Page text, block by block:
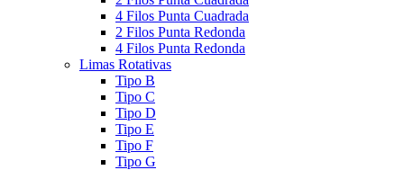
4 Filos Punta Cuadrada
2 Filos Punta Redonda
4 Filos Punta Redonda
Limas Rotativas
Tipo B
Tipo C
Tipo D
Tipo E
Tipo F
Tipo G